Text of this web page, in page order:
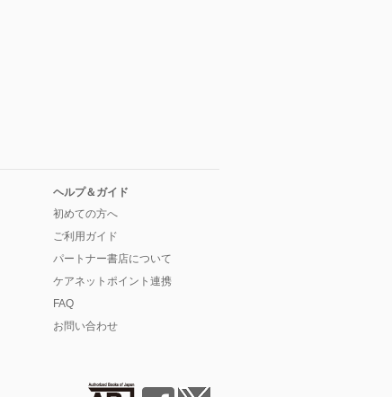
ヘルプ＆ガイド
初めての方へ
ご利用ガイド
パートナー書店について
ケアネットポイント連携
FAQ
お問い合わせ